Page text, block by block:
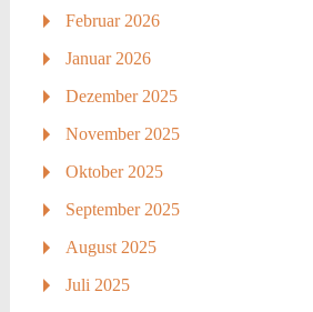
Februar 2026
Januar 2026
Dezember 2025
November 2025
Oktober 2025
September 2025
August 2025
Juli 2025